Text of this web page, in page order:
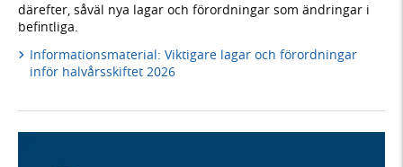
därefter, såväl nya lagar och förordningar som ändringar i
befintliga.
Informationsmaterial: Viktigare lagar och förordningar
inför halvårsskiftet 2026